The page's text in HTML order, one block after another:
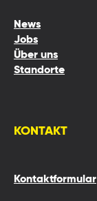
News
Jobs
Über uns
Standorte
KONTAKT
Kontaktformular